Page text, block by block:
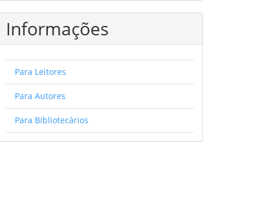
Informações
Para Leitores
Para Autores
Para Bibliotecários